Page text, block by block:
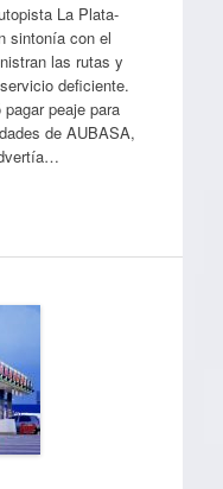
La Plata-
sintonía con el
las rutas y
deficiente.
peaje para
de AUBASA,